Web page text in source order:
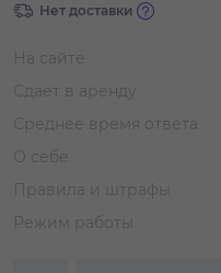
Нет доставки
На сайте
Сдает в аренду
Среднее время ответа
О себе
Правила и штрафы
Режим работы